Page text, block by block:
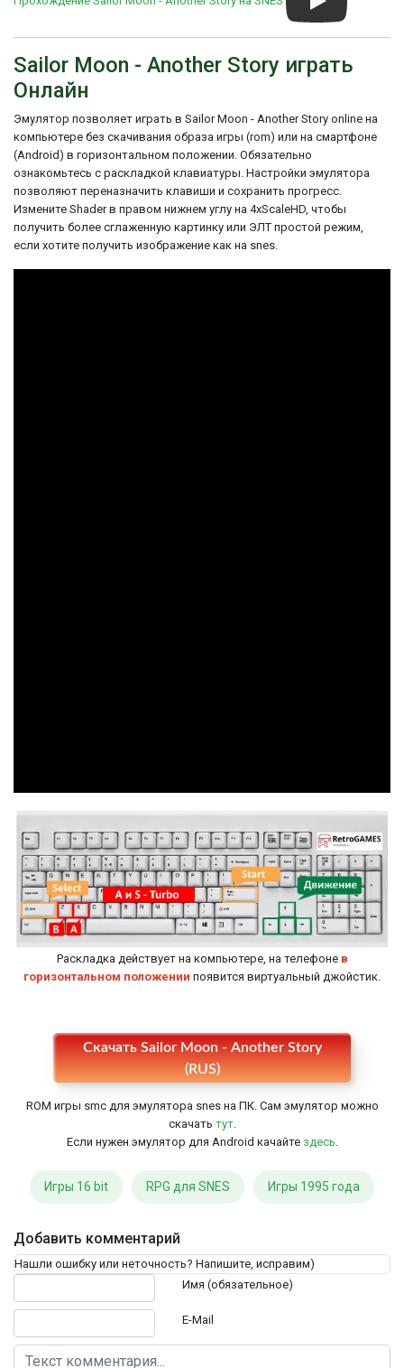
Sailor Moon - Another Story играть
Онлайн
Эмулятор позволяет играть в Sailor Moon - Another Story online на
компьютере без скачивания образа игры (rom) или на смартфоне
(Android) в горизонтальном положении. Обязательно
ознакомьтесь с раскладкой клавиатуры. Настройки эмулятора
позволяют переназначить клавиши и сохранить прогресс.
Измените Shader в правом нижнем углу на 4xScaleHD, чтобы
получить более сглаженную картинку или ЭЛТ простой режим,
если хотите получить изображение как на snes.
Раскладка действует на компьютере, на телефоне в
горизонтальном положении появится виртуальный джойстик.
Скачать Sailor Moon - Another Story
(RUS)
ROM игры smc для эмулятора snes на ПК. Сам эмулятор можно
скачать тут.
Если нужен эмулятор для Android качайте здесь.
Игры 16 bit RPG для SNES Игры 1995 года
Добавить комментарий
Нашли ошибку или неточность? Напишите, исправим)
Имя (обязательное)
E-Mail